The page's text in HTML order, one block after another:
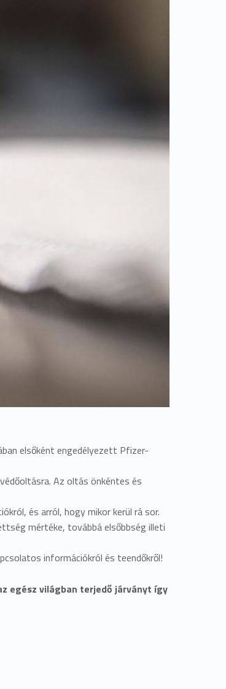
elsőként engedélyezett Pfizer-
Az oltás önkéntes és
és arról, hogy mikor kerül rá sor.
mértéke, továbbá elsőbbség illeti
információkról és teendőkről!
egész világban terjedő járványt így